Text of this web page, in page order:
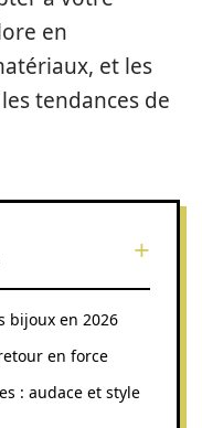
en
et les
tendances de
bijoux en 2026
en force
: audace et style